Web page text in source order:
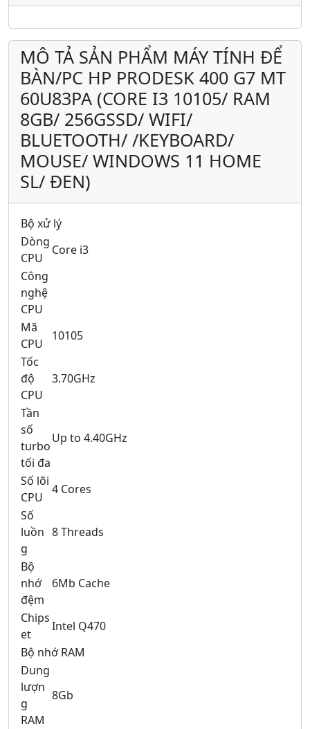
MÔ TẢ SẢN PHẨM MÁY TÍNH ĐỂ
BÀN/PC HP PRODESK 400 G7 MT
60U83PA (CORE I3 10105/ RAM
8GB/ 256GSSD/ WIFI/
BLUETOOTH/ /KEYBOARD/
MOUSE/ WINDOWS 11 HOME
SL/ ĐEN)
Bộ xử lý
Dòng
CPU
Core i3
Công
nghệ
CPU
Mã
CPU
10105
Tốc
độ
CPU
3.70GHz
Tần
số
turbo
tối đa
Up to 4.40GHz
Số lõi
CPU
4 Cores
Số
luồn
g
8 Threads
Bộ
nhớ
đệm
6Mb Cache
Chips
et
Intel Q470
Bộ nhớ RAM
Dung
lượn
g
RAM
8Gb